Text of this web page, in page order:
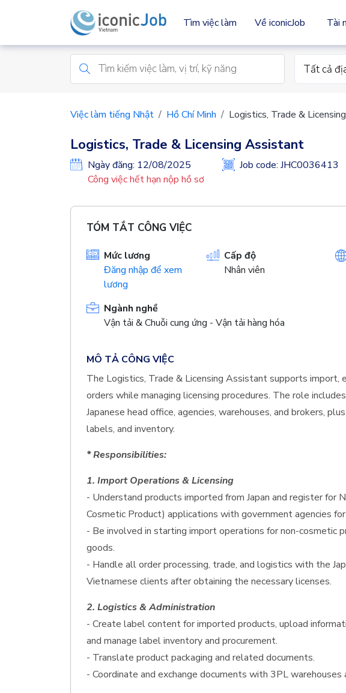
Tìm việc làm Về iconicJob Tài
Tất cả
Việc làm tiếng Nhật Hồ Chí Minh Logistics, Trade &
Logistics, Trade & Licensing Assistant
Ngày đăng: 12/08/2025
Công việc hết hạn nộp hồ sơ
Job code: JHC0036413
TÓM TẮT CÔNG VIỆC
Mức lương
Đăng nhập để xem
lương
Cấp độ
Nhân viên
Ngành nghề
Vận tải & Chuỗi cung ứng - Vận tải hàng hóa
MÔ TẢ CÔNG VIỆC
The Logistics, Trade & Licensing Assistant supports import,
orders while managing licensing procedures. The role
Japanese head office, agencies, warehouses, and brokers,
labels, and inventory.
* Responsibilities:
1. Import Operations & Licensing
- Understand products imported from Japan and register for
Cosmetic Product) applications with government agencies
- Be involved in starting import operations for non-cosmetic
goods.
- Handle all order processing, trade, and logistics with the
Vietnamese clients after obtaining the necessary licenses.
2. Logistics & Administration
- Create label content for imported products, upload
and manage label inventory and procurement.
- Translate product packaging and related documents.
- Coordinate and exchange documents with 3PL warehouses